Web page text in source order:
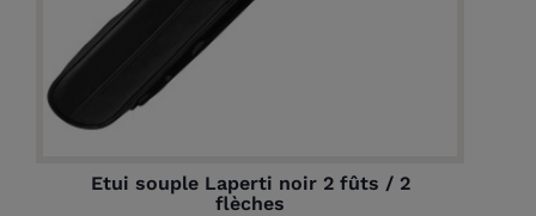
Etui souple Laperti noir 2 fûts / 2
flèches